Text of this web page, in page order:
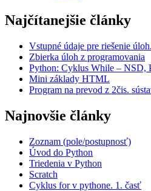
Najčítanejšie články
Vstupné údaje pre riešenie úloh.
Zbierka úloh z programovania
Python: Cyklus While – NSD,
Mini základy HTML
Program na prevod z 2čis.
Najnovšie články
Zoznam (pole/postupnosť)
Úvod do Python
Triedenia v Python
Scratch
Cyklus for v pythone. 1. časť